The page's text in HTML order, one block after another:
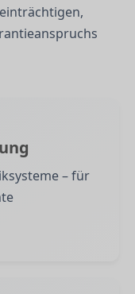
– für